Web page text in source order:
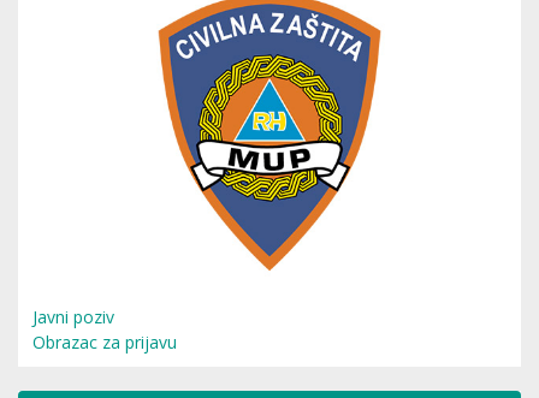
Javni poziv
Obrazac za prijavu